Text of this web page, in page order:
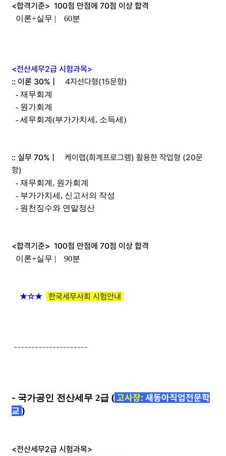
<합격기준> 100점 만점에 70점 이상 합격
이론+실무 | 60분
<전산세무2급 시험과목>
:: 이론 30% |
4지선다형(15문항)
- 재무회계
- 원가회계
- 세무회계(부가가치세, 소득세)
:: 실무 70% |
케이랩(회계프로그램) 활용한 작업형 (20문
항)
- 재무회계, 원가회계
- 부가가치세, 신고서의 작성
- 원천징수와 연말정산
<합격기준> 100점 만점에 70점 이상 합격
이론+실무 | 90분
★☆★ 한국세무사회 시험안내
---------------------
- 국가공인 전산세무 2급 (고사장: 새동아직업전문학
교 )
<전산세무2급 시험과목>